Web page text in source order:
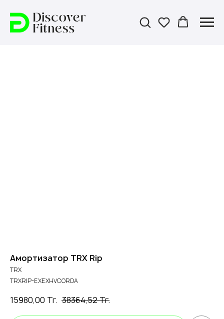
Амортизатор TRX Rip
TRX
TRXRIP-EXEXHVCORDA
15980,00 Тг. 38364,52Тг.